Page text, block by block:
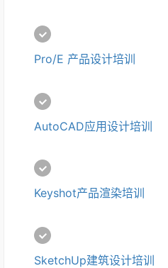
Pro/E 产品设计培训
AutoCAD应用设计培训
Keyshot产品渲染培训
SketchUp建筑设计培训